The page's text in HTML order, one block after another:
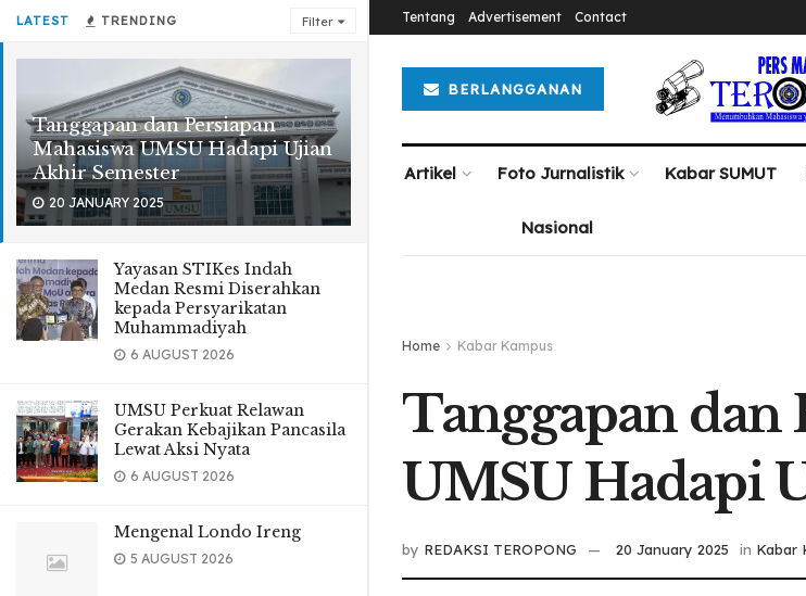
LATEST TRENDING Filter
Tanggapan dan Persiapan
Mahasiswa UMSU Hadapi Ujian
Akhir Semester
20 JANUARY 2025
Yayasan STIKes Indah
Medan Resmi Diserahkan
kepada Persyarikatan
Muhammadiyah
6 AUGUST 2026
UMSU Perkuat Relawan
Gerakan Kebajikan Pancasila
Lewat Aksi Nyata
6 AUGUST 2026
Mengenal Londo Ireng
5 AUGUST 2026
Tentang Advertisement Contact
BERLANGGANAN
Artikel Foto Jurnalistik Kabar SUMUT
Nasional
Home Kabar Kampus
Tanggapan dan
UMSU Hadapi
by REDAKSI TEROPONG 20 January 2025 in Kabar